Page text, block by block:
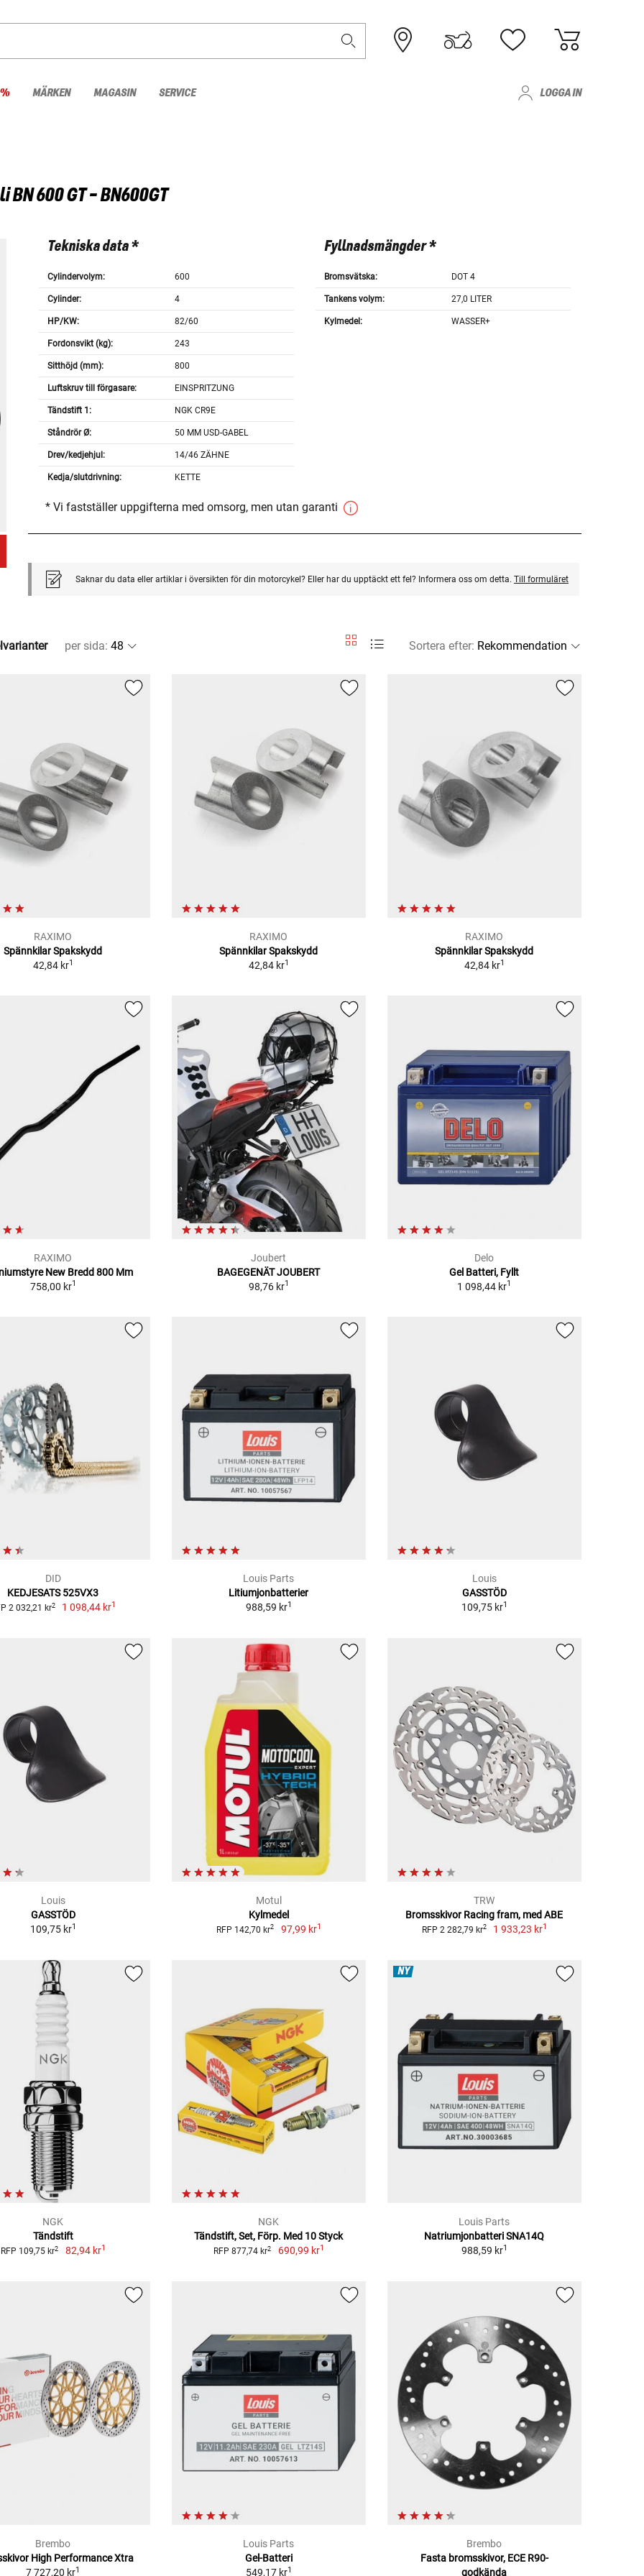
MÄRKEN MAGASIN SERVICE LOGGA IN
BN 600 GT - BN600GT
Tekniska data *
Cylindervolym: 600
Cylinder: 4
HP/KW: 82/60
Fordonsvikt (kg): 243
Sitthöjd (mm): 800
Luftskruv till förgasare: EINSPRITZUNG
Tändstift 1: NGK CR9E
Ståndrör Ø: 50 MM USD-GABEL
Drev/kedjehjul: 14/46 ZÄHNE
Kedja/slutdrivning: KETTE
Fyllnadsmängder *
Bromsvätska: DOT 4
Tankens volym: 27,0 LITER
Kylmedel: WASSER+
* Vi fastställer uppgifterna med omsorg, men utan garanti
Saknar du data eller artiklar i översikten för din motorcykel? Eller har du upptäckt ett fel? Informera oss om detta. Till formuläret
per sida: Sortera efter:
RAXIMO
Spännkilar Spakskydd
42,84 kr1
RAXIMO
Spännkilar Spakskydd
42,84 kr1
RAXIMO
Spännkilar Spakskydd
42,84 kr1
RAXIMO
New Bredd 800 Mm
758,00 kr1
Joubert
BAGEGENÄT JOUBERT
98,76 kr1
Delo
Gel Batteri, Fyllt
1 098,44 kr1
DID
KEDJESATS 525VX3
2 032,21 kr2 1 098,44 kr1
Louis Parts
Litiumjonbatterier
988,59 kr1
Louis
GASSTÖD
109,75 kr1
Louis
GASSTÖD
109,75 kr1
Motul
Kylmedel
RFP 142,70 kr2 97,99 kr1
TRW
Bromsskivor Racing fram, med ABE
RFP 2 282,79 kr2 1 933,23 kr1
NGK
Tändstift
RFP 109,75 kr2 82,94 kr1
NGK
Tändstift, Set, Förp. Med 10 Styck
RFP 877,74 kr2 690,99 kr1
NY
Louis Parts
Natriumjonbatteri SNA14Q
988,59 kr1
Brembo
High Performance Xtra
7 727,20 kr1
Louis Parts
Gel-Batteri
549,17 kr1
Brembo
Fasta bromsskivor, ECE R90-
godkända